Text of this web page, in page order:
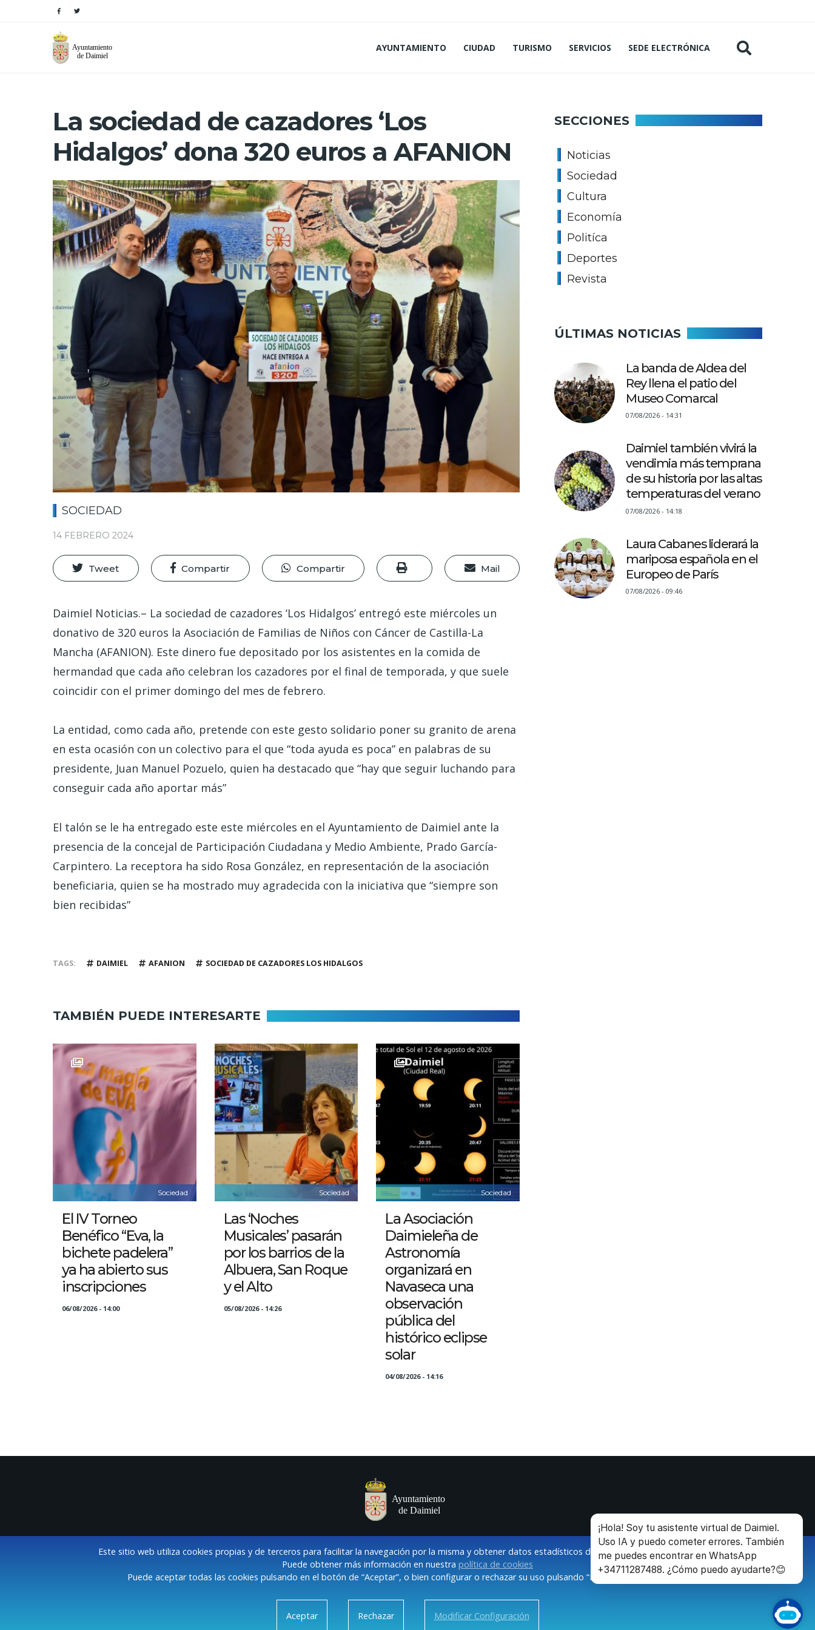
AYUNTAMIENTO CIUDAD TURISMO SERVICIOS SEDE ELECTRÓNICA
La sociedad de cazadores ‘Los
Hidalgos’ dona 320 euros a AFANION
SOCIEDAD
14 FEBRERO 2024
Tweet Compartir Compartir Mail
Daimiel Noticias.– La sociedad de cazadores ‘Los Hidalgos’ entregó este miércoles un
donativo de 320 euros la Asociación de Familias de Niños con Cáncer de Castilla-La
Mancha (AFANION). Este dinero fue depositado por los asistentes en la comida de
hermandad que cada año celebran los cazadores por el final de temporada, y que suele
coincidir con el primer domingo del mes de febrero.
La entidad, como cada año, pretende con este gesto solidario poner su granito de arena
en esta ocasión con un colectivo para el que “toda ayuda es poca” en palabras de su
presidente, Juan Manuel Pozuelo, quien ha destacado que “hay que seguir luchando para
conseguir cada año aportar más”
El talón se le ha entregado este este miércoles en el Ayuntamiento de Daimiel ante la
presencia de la concejal de Participación Ciudadana y Medio Ambiente, Prado García-
Carpintero. La receptora ha sido Rosa González, en representación de la asociación
beneficiaria, quien se ha mostrado muy agradecida con la iniciativa que “siempre son
bien recibidas”
TAGS DAIMIEL AFANION SOCIEDAD DE CAZADORES LOS HIDALGOS
TAMBIÉN PUEDE INTERESARTE
Sociedad
El IV Torneo
Benéfico “Eva, la
bichete padelera”
ya ha abierto sus
inscripciones
06/08/2026 - 14:00
Sociedad
Las ‘Noches
Musicales’ pasarán
por los barrios de la
Albuera, San Roque
y el Alto
05/08/2026 - 14:26
Sociedad
La Asociación
Daimieleña de
Astronomía
organizará en
Navaseca una
observación
pública del
histórico eclipse
solar
04/08/2026 - 14:16
SECCIONES
Noticias
Sociedad
Cultura
Economía
Politíca
Deportes
Revista
ÚLTIMAS NOTICIAS
La banda de Aldea del
Rey llena el patio del
Museo Comarcal
07/08/2026 - 14:31
Daimiel también vivirá la
vendimia más temprana
de su historia por las altas
temperaturas del verano
07/08/2026 - 14:18
Laura Cabanes liderará la
mariposa española en el
Europeo de París
07/08/2026 - 09:46
Ayuntamiento de Daimiel. Casa Consistorial: Plaza de España, 1 | 13250 Daimiel | 34 926 260 600
Este sitio web utiliza cookies propias y de terceros para facilitar la navegación por la misma y obtener datos estadísticos de la navegación de los usuarios.
Puede obtener más información en nuestra política de cookies
Puede aceptar todas las cookies pulsando en el botón de “Aceptar”, o bien configurar o rechazar su uso pulsando “Modificar configuración”.
Aceptar Rechazar Modificar Configuración
¡Hola! Soy tu asistente virtual de Daimiel.
Uso IA y puedo cometer errores. También
me puedes encontrar en WhatsApp
+34711287488. ¿Cómo puedo ayudarte?😊